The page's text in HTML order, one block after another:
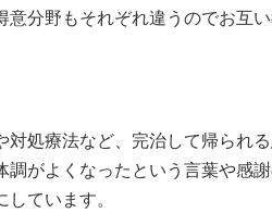
分野もそれぞれ違うのでお互
処療法など、完治して帰られ
がよくなったという言葉や感
ています。